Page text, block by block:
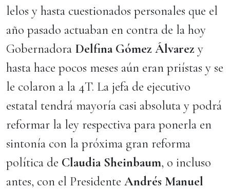
lelos y hasta cuestionados personales que el
año pasado actuaban en contra de la hoy
Gobernadora Delfina Gómez Álvarez y
hasta hace pocos meses aún eran priístas y se
le colaron a la 4T. La jefa de ejecutivo
estatal tendrá mayoría casi absoluta y podrá
reformar la ley respectiva para ponerla en
sintonía con la próxima gran reforma
política de Claudia Sheinbaum, o incluso
antes, con el Presidente Andrés Manuel